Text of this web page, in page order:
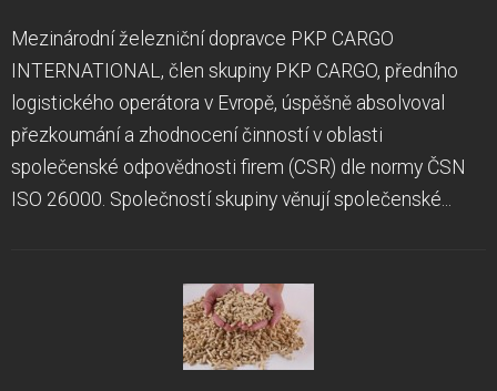
Mezinárodní železniční dopravce PKP CARGO
INTERNATIONAL, člen skupiny PKP CARGO, předního
logistického operátora v Evropě, úspěšně absolvoval
přezkoumání a zhodnocení činností v oblasti
společenské odpovědnosti firem (CSR) dle normy ČSN
ISO 26000. Společností skupiny věnují společenské...